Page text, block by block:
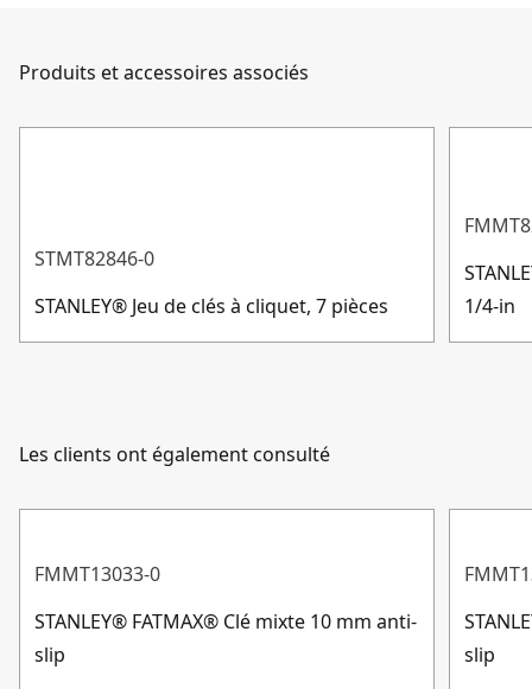
mesure
Afficher plus
Service client
Produits et accessoires associés
STMT82846-0
STANLEY® Jeu de clés à cliquet, 7 pièces
1/4-in
Les clients ont également consulté
FMMT13033-0
STANLEY® FATMAX® Clé mixte 10 mm anti-
slip
slip